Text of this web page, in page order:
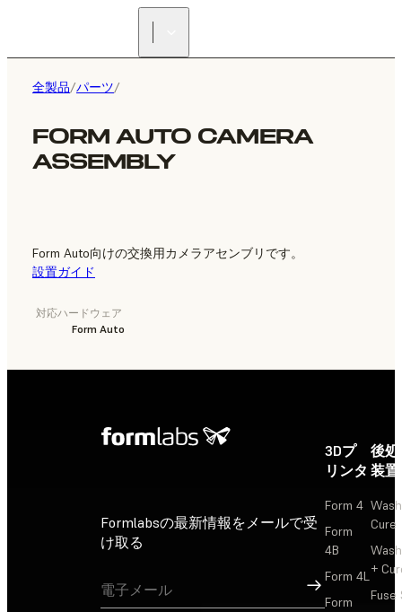
全製品/パーツ/
FORM AUTO CAMERA
ASSEMBLY
Form Auto向けの交換用カメラアセンブリです。
設置ガイド
対応ハードウェア
Form Auto
Formlabsの最新情報をメールで受
け取る
サインアップ
3Dプ
リンタ
Form 4
Form
4B
Form 4L
Form
後
装置
Cure
+
Fuse